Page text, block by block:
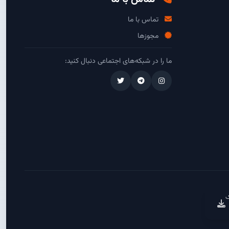
تماس با ما
مجوزها
ما را در شبکه‌های اجتماعی دنبال کنید: